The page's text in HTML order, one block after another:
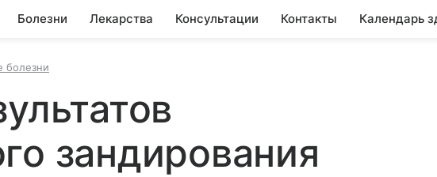
Болезни Лекарства Консультации Контакты Календарь
болезни
зандирования